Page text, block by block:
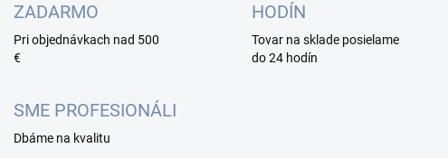
ZADARMO
Pri objednávkach nad 500
€
HODÍN
Tovar na sklade posielame
do 24 hodín
SME PROFESIONÁLI
Dbáme na kvalitu